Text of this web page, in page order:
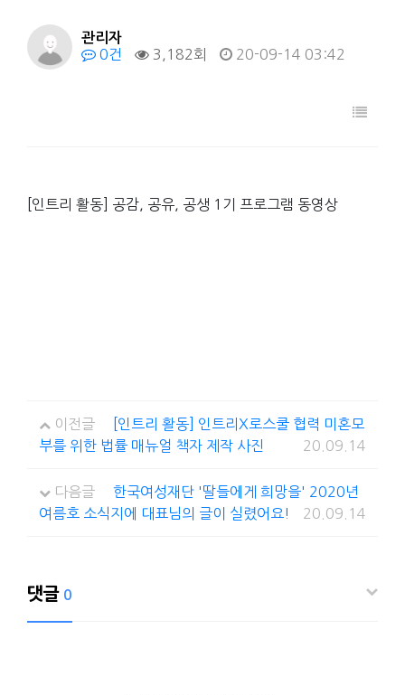
관리자
0건 3,182회 20-09-14 03:42
[인트리 활동] 공감, 공유, 공생 1기 프로그램 동영상
이전글
[인트리 활동] 인트리X로스쿨 협력 미혼모
부를 위한 법률 매뉴얼 책자 제작 사진
20.09.14
다음글
한국여성재단 '딸들에게 희망을' 2020년
여름호 소식지에 대표님의 글이 실렸어요!
20.09.14
댓글 0